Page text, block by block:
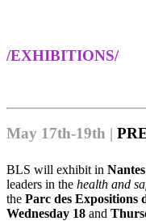
/EXHIBITIONS/
May 17th-19th |
BLS will exhibit in Nantes
leaders in the health and
the Parc des Expositions
Wednesday 18 and